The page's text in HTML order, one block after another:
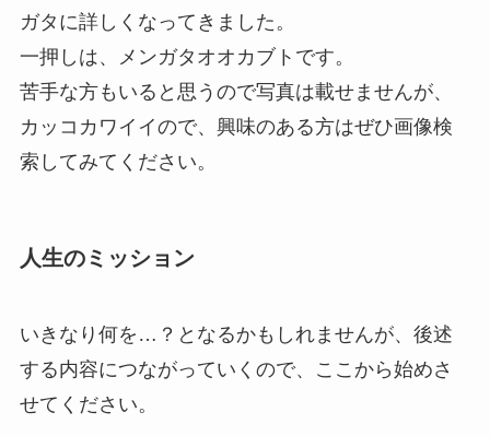
ガタに詳しくなってきました。
一押しは、メンガタオオカブトです。
苦手な方もいると思うので写真は載せませんが、
カッコカワイイので、興味のある方はぜひ画像検
索してみてください。
人生のミッション
いきなり何を…？となるかもしれませんが、後述
する内容につながっていくので、ここから始めさ
せてください。